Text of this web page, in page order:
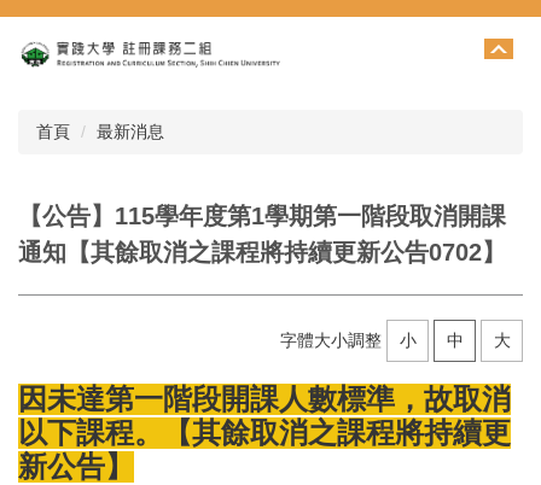
跳
到
主
首頁 最新消息
【公告】115學年度第1學期第一階段取消開課
通知【其餘取消之課程將持續更新公告0702】
字體大小調整 小 中 大
因未達第一階段開課人數標準，故取消
以下課程。【其餘取消之課程將持續更
新公告】